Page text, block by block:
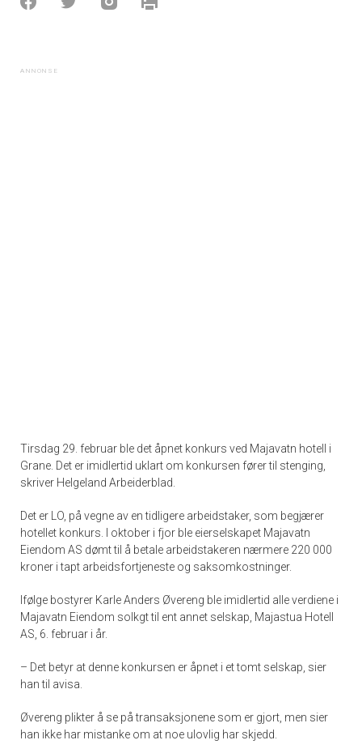
Tirsdag 29. februar ble det åpnet konkurs ved Majavatn hotell i
Grane. Det er imidlertid uklart om konkursen fører til stenging,
skriver Helgeland Arbeiderblad.
Det er LO, på vegne av en tidligere arbeidstaker, som begjærer
hotellet konkurs. I oktober i fjor ble eierselskapet Majavatn
Eiendom AS dømt til å betale arbeidstakeren nærmere 220 000
kroner i tapt arbeidsfortjeneste og saksomkostninger.
Ifølge bostyrer Karle Anders Øvereng ble imidlertid alle verdiene i
Majavatn Eiendom solkgt til ent annet selskap, Majastua Hotell
AS, 6. februar i år.
– Det betyr at denne konkursen er åpnet i et tomt selskap, sier
han til avisa.
Øvereng plikter å se på transaksjonene som er gjort, men sier
han ikke har mistanke om at noe ulovlig har skjedd.